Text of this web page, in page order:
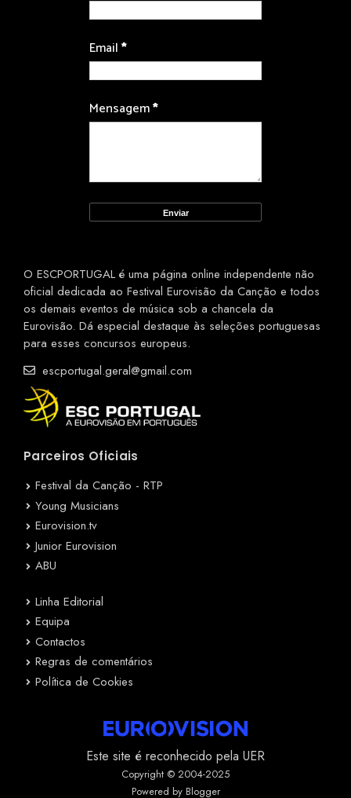
Email*
Mensagem*
O ESCPORTUGAL é uma página online independente não
oficial dedicada ao Festival Eurovisão da Canção e todos
os demais eventos de música sob a chancela da
Eurovisão. Dá especial destaque às seleções portuguesas
para esses concursos europeus.
escportugal.geral@gmail.com
Parceiros Oficiais
Festival da Canção - RTP
Young Musicians
Eurovision.tv
Junior Eurovision
ABU
Linha Editorial
Equipa
Contactos
Regras de comentários
Política de Cookies
Este site é reconhecido pela UER
Copyright © 2004-2025
Powered by Blogger